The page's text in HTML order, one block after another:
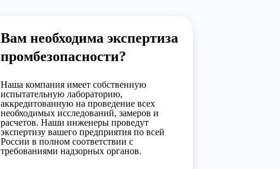
Вам необходима экспертиза
промбезопасности?
Наша компания имеет собственную
испытательную лабораторию,
аккредитованную на проведение всех
необходимых исследований, замеров и
расчетов. Наши инженеры проведут
экспертизу вашего предприятия по всей
России в полном соответствии с
требованиями надзорных органов.